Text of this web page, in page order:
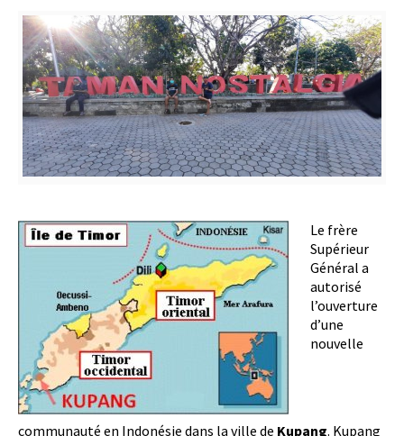
Le frère
Supérieur
Général a
autorisé
l’ouverture
d’une
nouvelle
communauté en Indonésie dans la ville de Kupang. Kupang